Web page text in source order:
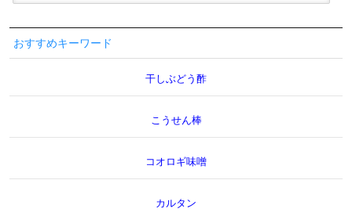
おすすめキーワード
干しぶどう酢
こうせん棒
コオロギ味噌
カルタン